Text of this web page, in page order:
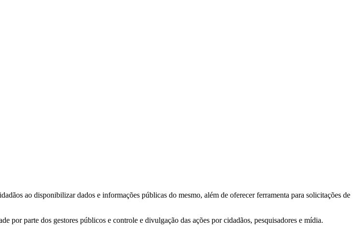
ao disponibilizar dados e informações públicas do mesmo, além de oferecer ferramenta para solicitações de
por parte dos gestores públicos e controle e divulgação das ações por cidadãos, pesquisadores e mídia.